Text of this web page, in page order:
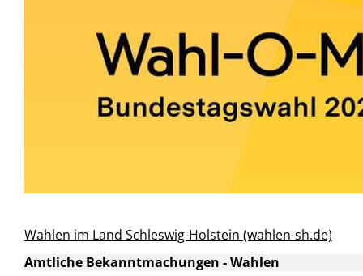
Wahlen im Land Schleswig-Holstein (wahlen-sh.de)
Amtliche Bekanntmachungen - Wahlen